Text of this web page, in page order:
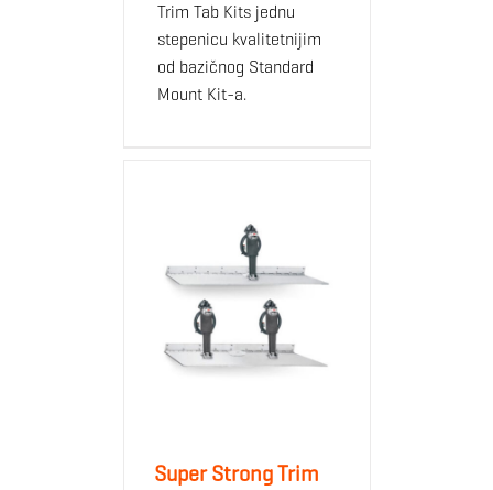
Trim Tab Kits jednu
stepenicu kvalitetnijim
od bazičnog Standard
Mount Kit-a.
Super Strong Trim